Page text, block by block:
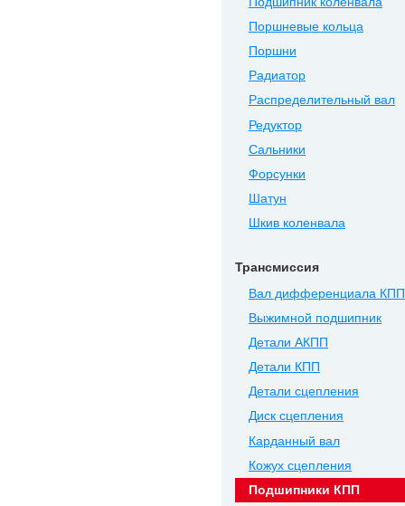
Поршневые кольца
Поршни
Радиатор
Распределительный вал
Редуктор
Сальники
Форсунки
Шатун
Шкив коленвала
Трансмиссия
Вал дифференциала КПП
Выжимной подшипник
Детали АКПП
Детали КПП
Детали сцепления
Диск сцепления
Карданный вал
Кожух сцепления
Подшипники КПП